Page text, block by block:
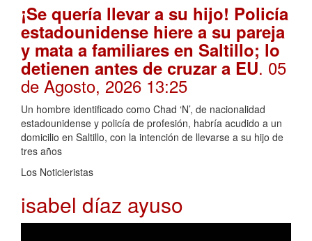
¡Se quería llevar a su hijo! Policía
estadounidense hiere a su pareja
y mata a familiares en Saltillo; lo
detienen antes de cruzar a EU. 05
de Agosto, 2026 13:25
Un hombre identificado como Chad ‘N’, de nacionalidad
estadounidense y policía de profesión, habría acudido a un
domicilio en Saltillo, con la intención de llevarse a su hijo de
tres años
Los Noticieristas
isabel díaz ayuso